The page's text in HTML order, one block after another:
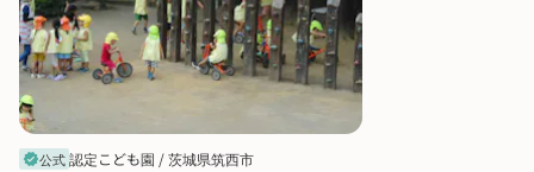
verified公式認定こども園 /茨城県筑西市